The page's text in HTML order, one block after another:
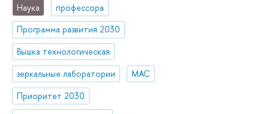
Наука
профессора
Программа развития 2030
Вышка технологическая
зеркальные лаборатории
МАС
Приоритет 2030